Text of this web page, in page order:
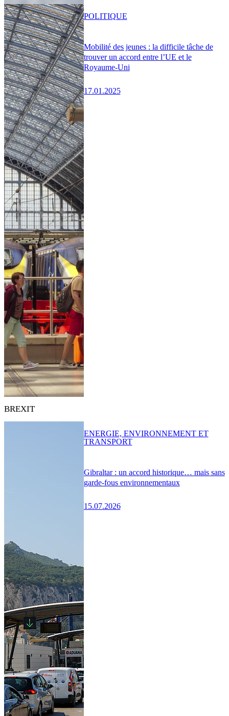
Mobilité des jeunes : la difficile tâche de
trouver un accord entre l’UE et le
Royaume-Uni
17.01.2025
POLITIQUE
BREXIT
Gibraltar : un accord historique… mais sans
garde-fous environnementaux
15.07.2026
ENERGIE, ENVIRONNEMENT ET
TRANSPORT